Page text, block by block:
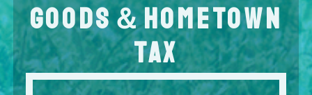
GOODS＆HOMETOWN
TAX